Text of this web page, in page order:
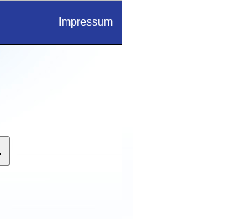
Impressum